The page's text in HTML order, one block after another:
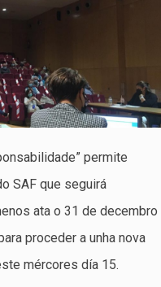
permite
SAF que seguirá
ata o 31 de decembro
proceder a unha nova
mércores día 15.